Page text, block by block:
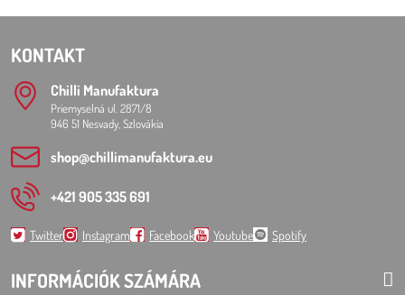
KONTAKT
Chilli Manufaktura
Priemyselná ul. 2871/8
946 51 Nesvady, Szlovákia
shop​@chillimanufaktura​.eu
+421 905 335 691
Twitter Instagram Facebook Youtube Spotify
INFORMÁCIÓK SZÁMÁRA